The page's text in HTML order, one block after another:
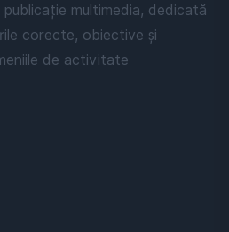
multimedia, dedicată
corecte, obiective și
de activitate